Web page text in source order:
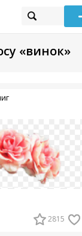
«винок»
2815